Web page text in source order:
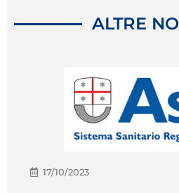
ALTRE
17/10/2023